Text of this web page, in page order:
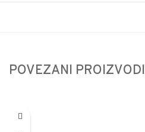
POVEZANI PROIZVODI